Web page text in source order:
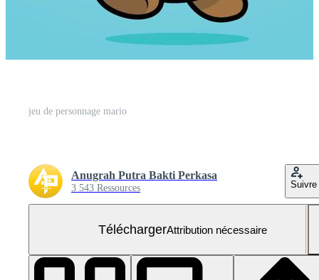
jeu de personnage mario
Anugrah Putra Bakti Perkasa
3 543 Ressources Suivre
TéléchargerAttribution nécessaire